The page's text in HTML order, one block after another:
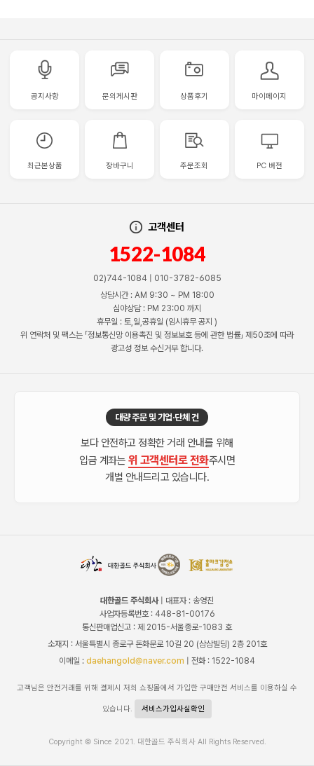
공지사항 문의게시판 상품후기 마이페이지
최근본상품 장바구니 주문조회 PC 버전
고객센터
1522-1084
02)744-1084 | 010-3782-6085
상담시간 : AM 9:30 ~ PM 18:00
심야상담 : PM 23:00 까지
휴무일 : 토,일,공휴일 (임시휴무 공지 )
위 연락처 및 팩스는 「정보통신망 이용촉진 및 정보보호 등에 관한 법률」 제50조에 따라
광고성 정보 수신거부 합니다.
대량 주문 및 기업·단체 건
보다 안전하고 정확한 거래 안내를 위해
입금 계좌는 위 고객센터로 전화주시면
개별 안내드리고 있습니다.
대한골드 주식회사| 대표자 : 송영진
사업자등록번호 : 448-81-00176
통신판매업신고 : 제 2015-서울종로-1083 호
소재지 : 서울특별시 종로구 돈화문로 10길 20 (삼삼빌딩) 2층 201호
이메일 : daehangold@naver.com | 전화 : 1522-1084
고객님은 안전거래를 위해 결제시 저희 쇼핑몰에서 가입한 구매안전 서비스를 이용하실 수
있습니다. 서비스가입사실확인
Copyright © Since 2021. 대한골드 주식회사 All Rights Reserved.